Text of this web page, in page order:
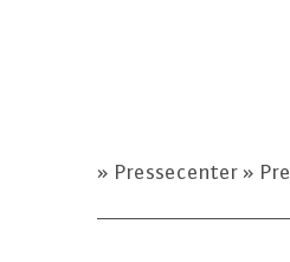
Pressecenter